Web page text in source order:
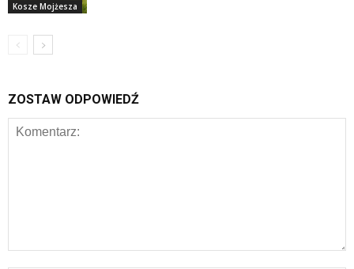
Kosze Mojżesza
ZOSTAW ODPOWIEDŹ